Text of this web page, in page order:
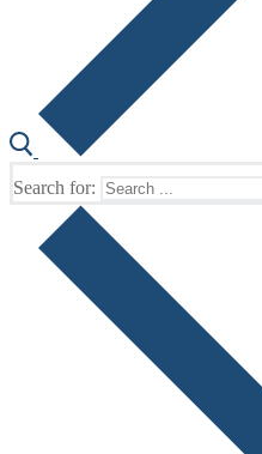
Search for: